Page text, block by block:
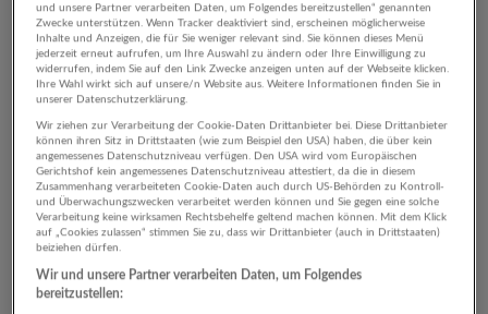
und unsere Partner verarbeiten Daten, um Folgendes bereitzustellen“ genannten
Zwecke unterstützen. Wenn Tracker deaktiviert sind, erscheinen möglicherweise
Inhalte und Anzeigen, die für Sie weniger relevant sind. Sie können dieses Menü
jederzeit erneut aufrufen, um Ihre Auswahl zu ändern oder Ihre Einwilligung zu
widerrufen, indem Sie auf den Link Zwecke anzeigen unten auf der Webseite klicken.
Ihre Wahl wirkt sich auf unsere/n Website aus. Weitere Informationen finden Sie in
unserer Datenschutzerklärung.
Wir ziehen zur Verarbeitung der Cookie-Daten Drittanbieter bei. Diese Drittanbieter
können ihren Sitz in Drittstaaten (wie zum Beispiel den USA) haben, die über kein
angemessenes Datenschutzniveau verfügen. Den USA wird vom Europäischen
Gerichtshof kein angemessenes Datenschutzniveau attestiert, da die in diesem
Zusammenhang verarbeiteten Cookie-Daten auch durch US-Behörden zu Kontroll-
und Überwachungszwecken verarbeitet werden können und Sie gegen eine solche
Verarbeitung keine wirksamen Rechtsbehelfe geltend machen können. Mit dem Klick
auf „Cookies zulassen“ stimmen Sie zu, dass wir Drittanbieter (auch in Drittstaaten)
beiziehen dürfen.
Wir und unsere Partner verarbeiten Daten, um Folgendes
bereitzustellen: